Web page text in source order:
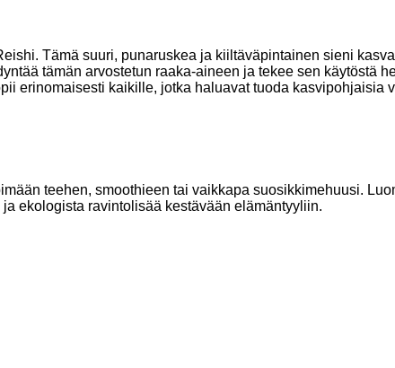
Tämä suuri, punaruskea ja kiiltäväpintainen sieni
tämän arvostetun raaka-aineen ja tekee sen käytöstä
erinomaisesti kaikille, jotka haluavat tuoda kasvipohjaisia
teehen, smoothieen tai vaikkapa suosikkimehuusi.
ekologista ravintolisää kestävään elämäntyyliin.